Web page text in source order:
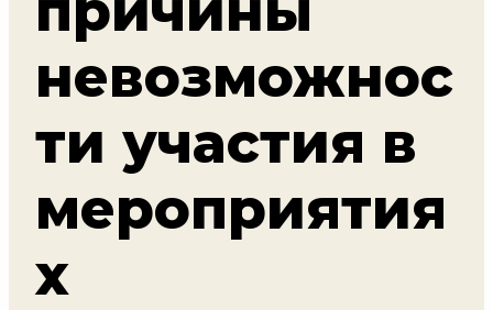
невозможнос
ти участия в
мероприятия
х